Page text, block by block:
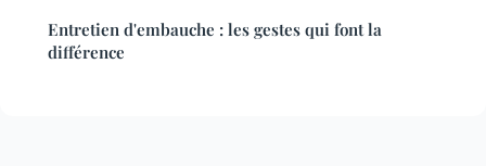
Entretien d'embauche : les gestes qui font la
différence